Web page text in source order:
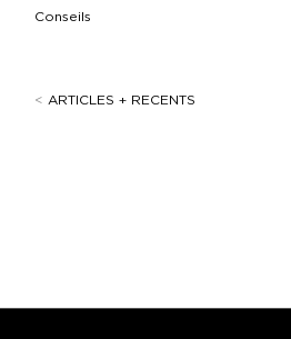
Conseils
< ARTICLES + RECENTS